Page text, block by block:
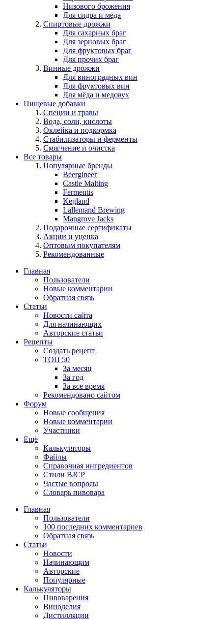
Низового брожения
Для сидра и мёда
Спиртовые дрожжи
Для сахарных браг
Для зерновых браг
Для фруктовых браг
Для прочих браг
Винные дрожжи
Для виноградных вин
Для фруктовых вин
Для мёда и медовух
Пищевые добавки
Специи и травы
Вода, соли, кислоты
Оклейка и подкормка
Стабилизаторы и ферменты
Смягчение и очистка
Все товары
Популярные бренды
Beergineer
Castle Malting
Fermentis
Kegland
Lallemand Brewing
Mangrove Jacks
Подарочные сертификаты
Акции и уценка
Оптовым покупателям
Рекомендованные
Главная
Пользователи
Новые комментарии
Обратная связь
Статьи
Новости сайта
Для начинающих
Авторские статьи
Рецепты
Создать рецепт
ТОП 50
За месяц
За год
За все время
Рекомендовано сайтом
Форум
Новые сообщения
Новые комментарии
Участники
Ещё
Калькуляторы
Файлы
Справочная ингредиентов
Стили BJCP
Частые вопросы
Словарь пивовара
Главная
Пользователи
100 последних комментариев
Обратная связь
Статьи
Новости
Начинающим
Авторские
Популярные
Калькуляторы
Пивоварения
Виноделия
Дистилляции